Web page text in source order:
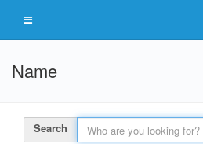
Name
Search